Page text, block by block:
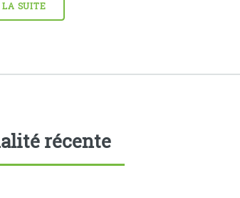
LA SUITE
récente